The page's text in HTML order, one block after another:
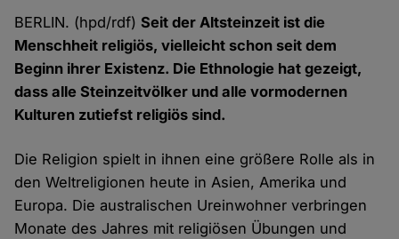
BERLIN. (hpd/rdf)Seit der Altsteinzeit ist die
Menschheit religiös, vielleicht schon seit dem
Beginn ihrer Existenz. Die Ethnologie hat gezeigt,
dass alle Steinzeitvölker und alle vormodernen
Kulturen zutiefst religiös sind.
Die Religion spielt in ihnen eine größere Rolle als in
den Weltreligionen heute in Asien, Amerika und
Europa. Die australischen Ureinwohner verbringen
Monate des Jahres mit religiösen Übungen und